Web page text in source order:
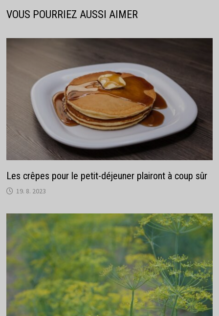
VOUS POURRIEZ AUSSI AIMER
Les crêpes pour le petit-déjeuner plairont à coup sûr
19. 8. 2023